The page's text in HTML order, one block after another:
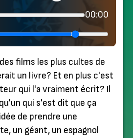
00:00
films les plus cultes de
un livre? Et en plus c'est
qui l'a vraiment écrit? Il
qui s'est dit que ça
de prendre une
un géant, un espagnol